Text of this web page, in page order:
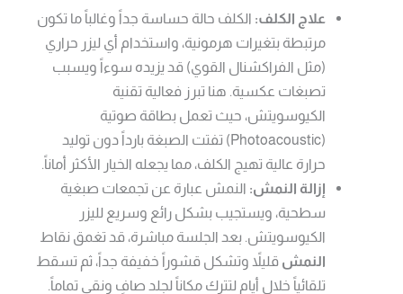
علاج الكلف: الكلف حالة حساسة جداً وغالباً ما تكون
مرتبطة بتغيرات هرمونية، واستخدام أي ليزر حراري
(مثل الفراكشنال القوي) قد يزيده سوءاً ويسبب
تصبغات عكسية. هنا تبرز فعالية تقنية
الكيوسويتش، حيث تعمل بطاقة صوتية
(Photoacoustic) تفتت الصبغة بارداً دون توليد
حرارة عالية تهيج الكلف، مما يجعله الخيار الأكثر أماناً.
إزالة النمش: النمش عبارة عن تجمعات صبغية
سطحية، ويستجيب بشكل رائع وسريع لليزر
الكيوسويتش. بعد الجلسة مباشرة، قد تغمق نقاط
النمش قليلاً وتشكل قشوراً خفيفة جداً، ثم تسقط
تلقائياً خلال أيام لتترك مكاناً لجلد صافٍ ونقي تماماً.